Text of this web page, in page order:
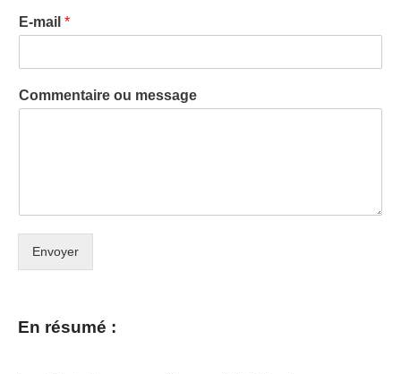
E-mail *
Commentaire ou message
Envoyer
En résumé :